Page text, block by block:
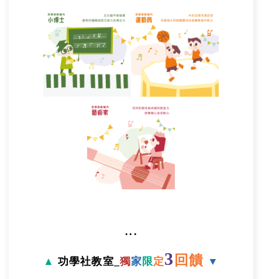
‧‧‧
▲功學社教室_ 獨家 限定3 回饋 ▼